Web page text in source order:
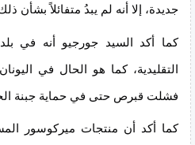
جديدة، إلا أنه لم يبدُ متفائلاً بشأن
كما أكد السيد جورجيو أنه في
فشلت قبرص حتى في حماية جبنة
كما أكد أن منتجات ميركوسور